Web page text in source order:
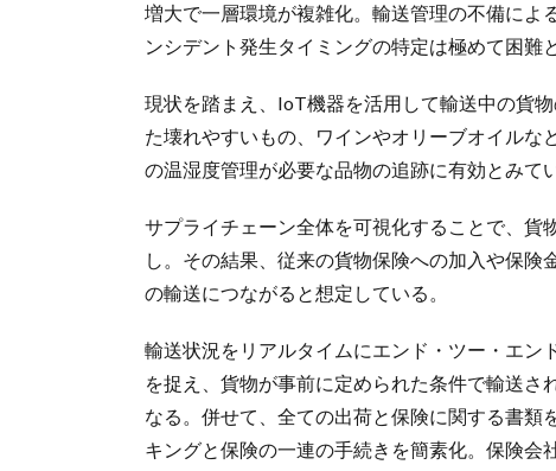
増大で一層環境が複雑化。輸送管理の不備によ
ンシデント発生タイミングの特定は極めて困難
現状を踏まえ、IoT機器を活用して輸送中の貨
た壊れやすいもの、ワインやオリーブオイル
の温湿度管理が必要な品物の追跡に有効とみてい
サプライチェーン全体を可視化することで、貨
し。その結果、従来の貨物保険への加入や保
の輸送につながると想定している。
輸送状況をリアルタイムにエンド・ツー・エン
を捉え、貨物が事前に定められた条件で輸送さ
なる。併せて、全ての出荷と保険に関する書類
キングと保険の一連の手続きを簡素化。保険